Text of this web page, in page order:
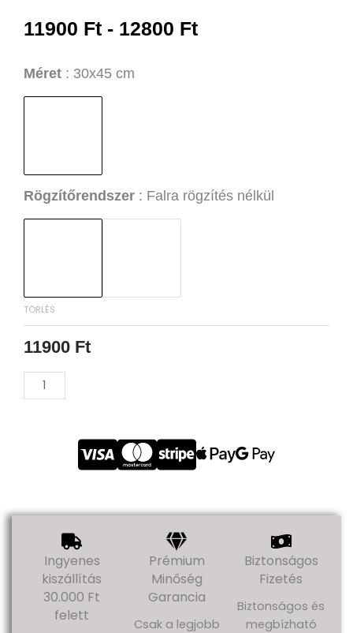
11900 Ft - 12800 FtÁrkategória:
Méret 30x45 cm
Rögzítőrendszer Falra rögzítés nélkül
TÖRLÉS
11900 Ft
Tropikus
Est
Ingyenes
kiszállítás
30.000 Ft
felett
Prémium
Minőség
Garancia
Csak a legjobb
Biztonságos
Fizetés
Biztonságos és
megbízható